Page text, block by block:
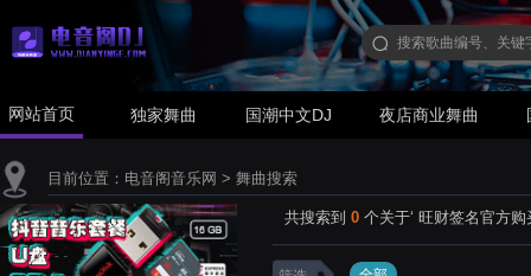
网站首页 独家舞曲 国潮中文DJ 夜店商业舞曲
目前位置： 电音阁音乐网 > 舞曲搜索
共搜索到 0 个关于‘ 旺财签名官方